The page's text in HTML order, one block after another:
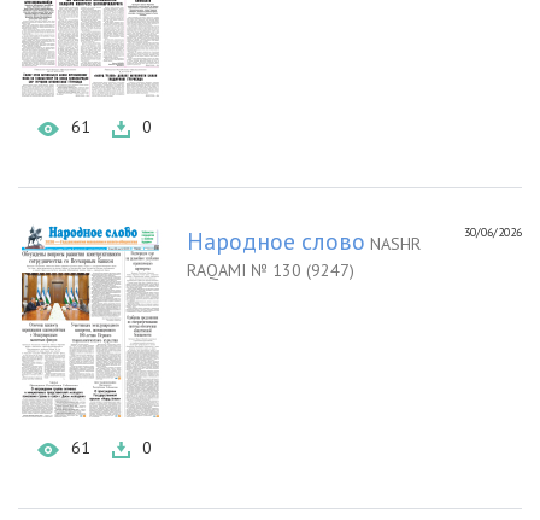
61 0
61 0
30/06/2026
Народное слово NASHR
RAQAMI № 130 (9247)